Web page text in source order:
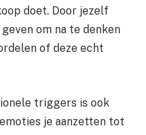
doet. Door jezelf
om na te denken
of deze echt
triggers is ook
je aanzetten tot